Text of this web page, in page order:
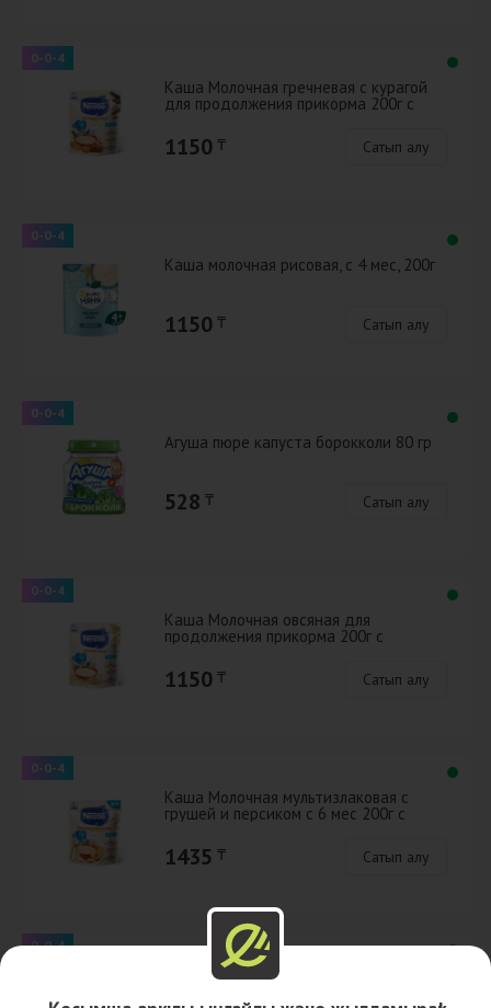
0-0-4
Каша Молочная гречневая с курагой
для продолжения прикорма 200г с
1150 ₸ Сатып алу
0-0-4
Каша молочная рисовая, с 4 мес, 200г
1150 ₸ Сатып алу
0-0-4
Агуша пюре капуста борокколи 80 гр
528 ₸ Сатып алу
0-0-4
Каша Молочная овсяная для
продолжения прикорма 200г с
1150 ₸ Сатып алу
0-0-4
Каша Молочная мультизлаковая с
грушей и персиком с 6 мес 200г с
1435 ₸ Сатып алу
0-0-4
Каша Молочная гречневая для начала